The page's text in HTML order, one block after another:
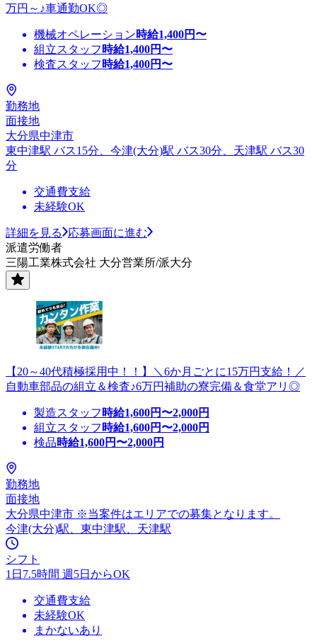
万円～♪車通勤OK◎
機械オペレーション時給1,400円〜
組立スタッフ 時給1,400円〜
検査スタッフ 時給1,400円〜
勤務地
面接地
大分県中津市
東中津駅 バス15分、今津(大分)駅 バス30分、天津駅 バス30
分
交通費支給
未経験OK
詳細を見る
応募画面に進む
派遣労働者
三陽工業株式会社 大分営業所/派大分
【20～40代積極採用中！！】＼6か月ごとに15万円支給！／
自動車部品の組立＆検査♪6万円補助の寮完備＆食堂アリ◎
製造スタッフ 時給1,600円〜2,000円
組立スタッフ 時給1,600円〜2,000円
検品時給1,600円〜2,000円
勤務地
面接地
大分県中津市 ※当案件はエリアでの募集となります。
今津(大分)駅、東中津駅、天津駅
シフト
1日7.5時間 週5日からOK
交通費支給
未経験OK
まかないあり